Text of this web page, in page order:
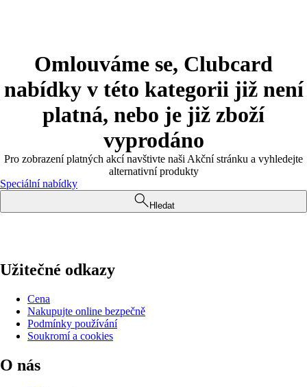
Omlouváme se, Clubcard
nabídky v této kategorii již není
platná, nebo je již zboží
vyprodáno
Pro zobrazení platných akcí navštivte naši Akční stránku a vyhledejte
alternativní produkty
Speciální nabídky
Hledat
Užitečné odkazy
Cena
Nakupujte online bezpečně
Podmínky používání
Soukromí a cookies
O nás